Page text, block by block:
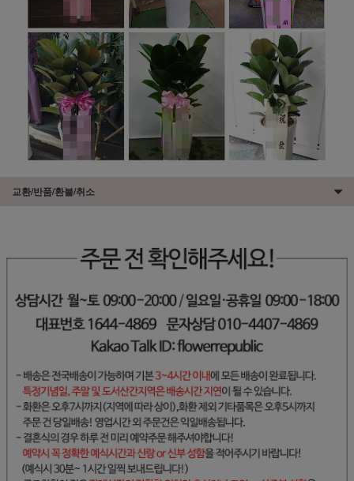
교환/반품/환불/취소